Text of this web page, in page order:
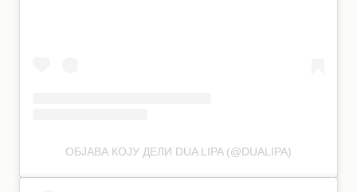
ОБЈАВА КОЈУ ДЕЛИ DUA LIPA (@DUALIPA)